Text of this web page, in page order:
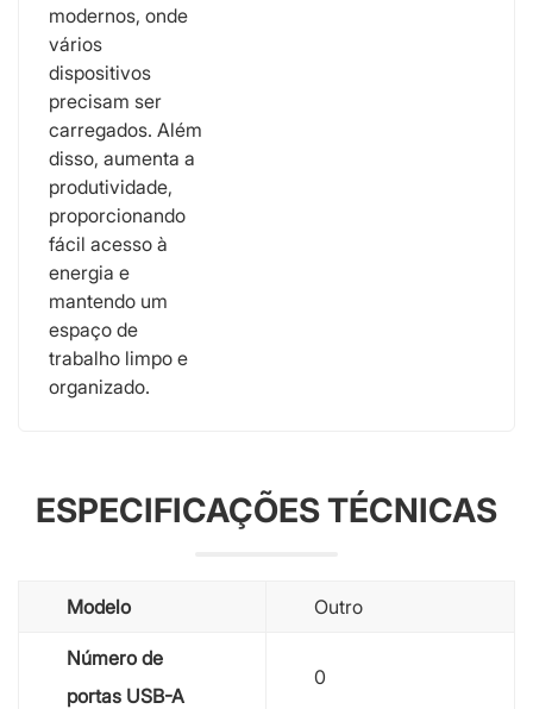
modernos, onde
vários
dispositivos
precisam ser
carregados. Além
disso, aumenta a
produtividade,
proporcionando
fácil acesso à
energia e
mantendo um
espaço de
trabalho limpo e
organizado.
ESPECIFICAÇÕES TÉCNICAS
Modelo Outro
Número de
portas USB-A
0